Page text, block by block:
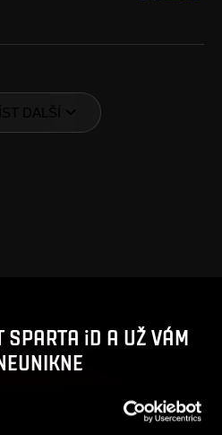
SPARTA iD A UŽ VÁM
přístup k prémiovému
soutěží o sparťanské ceny.